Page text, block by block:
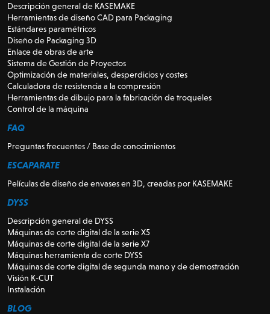
Descripción general de KASEMAKE
Herramientas de diseño CAD para Packaging
Estándares paramétricos
Diseño de Packaging 3D
Enlace de obras de arte
Sistema de Gestión de Proyectos
Optimización de materiales, desperdicios y costes
Calculadora de resistencia a la compresión
Herramientas de dibujo para la fabricación de troqueles
Control de la máquina
FAQ
Preguntas frecuentes / Base de conocimientos
ESCAPARATE
Películas de diseño de envases en 3D, creadas por KASEMAKE
DYSS
Descripción general de DYSS
Máquinas de corte digital de la serie X5
Máquinas de corte digital de la serie X7
Máquinas herramienta de corte DYSS
Máquinas de corte digital de segunda mano y de demostración
Visión K-CUT
Instalación
BLOG